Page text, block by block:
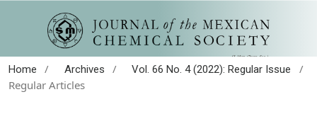
Home / Archives / Vol. 66 No. 4 (2022): Regular Issue
/
Regular Articles